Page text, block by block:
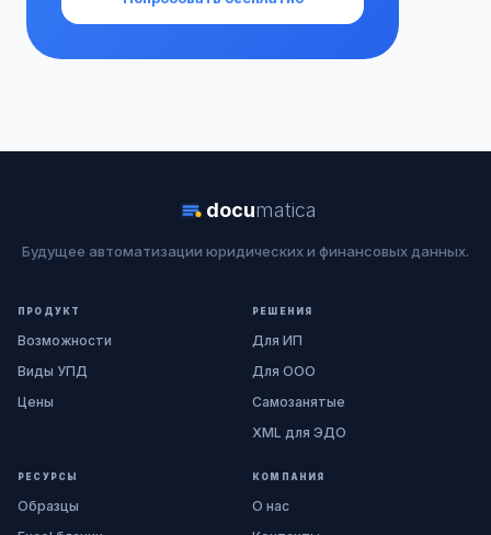
documatica
Будущее автоматизации юридических и финансовых данных.
ПРОДУКТ
Возможности
Виды УПД
Цены
РЕШЕНИЯ
Для ИП
Для ООО
Самозанятые
XML для ЭДО
РЕСУРСЫ
Образцы
КОМПАНИЯ
О нас